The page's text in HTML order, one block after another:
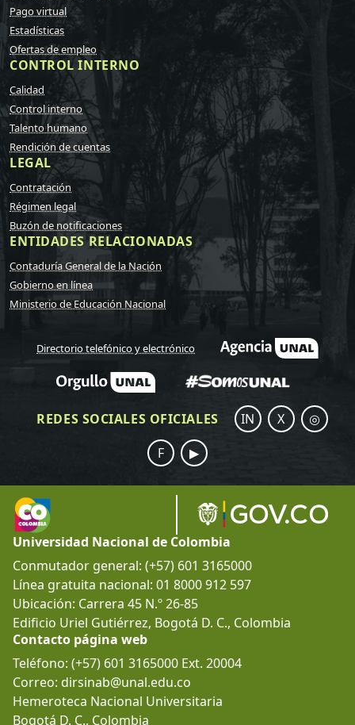
Pago virtual
Estadísticas
Ofertas de empleo
CONTROL INTERNO
Calidad
Control interno
Talento humano
Rendición de cuentas
LEGAL
Contratación
Régimen legal
Buzón de notificaciones
ENTIDADES RELACIONADAS
Contaduría General de la Nación
Gobierno en línea
Ministerio de Educación Nacional
Directorio telefónico y electrónico
REDES SOCIALES OFICIALES IN X
◎
F
▶
Universidad Nacional de Colombia
Conmutador general: (+57) 601 3165000
Línea gratuita nacional: 01 8000 912 597
Ubicación: Carrera 45 N.º 26-85
Edificio Uriel Gutiérrez, Bogotá D. C., Colombia
Contacto página web
Teléfono: (+57) 601 3165000 Ext. 20004
Correo: dirsinab@unal.edu.co
Hemeroteca Nacional Universitaria
Bogotá D. C., Colombia